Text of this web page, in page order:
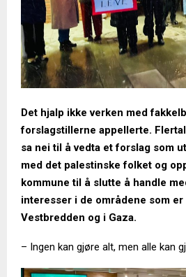
Det hjalp ikke verken med
forslagstillerne appellerte.
sa nei til å vedta et forslag som
med det palestinske folket og
kommune til å slutte å handle
interesser i de områdene som
Vestbredden og i Gaza.
– Ingen kan gjøre alt, men alle kan